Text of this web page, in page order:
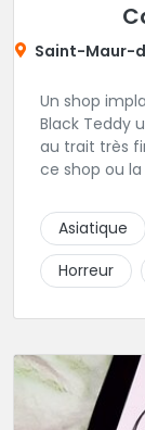
Saint-Maur-
Un shop
Black Teddy
au trait très
ce shop ou
Asiatique
Horreur